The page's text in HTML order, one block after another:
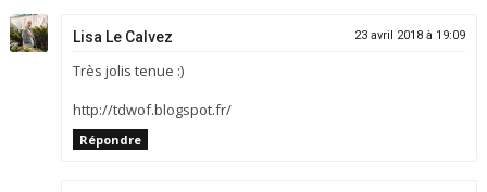
Lisa Le Calvez 23 avril 2018 à 19:09
Très jolis tenue :)
http://tdwof.blogspot.fr/
Répondre